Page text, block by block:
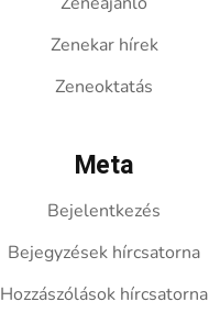
Zenekar hírek
Zeneoktatás
Meta
Bejelentkezés
Bejegyzések hírcsatorna
Hozzászólások hírcsatorna